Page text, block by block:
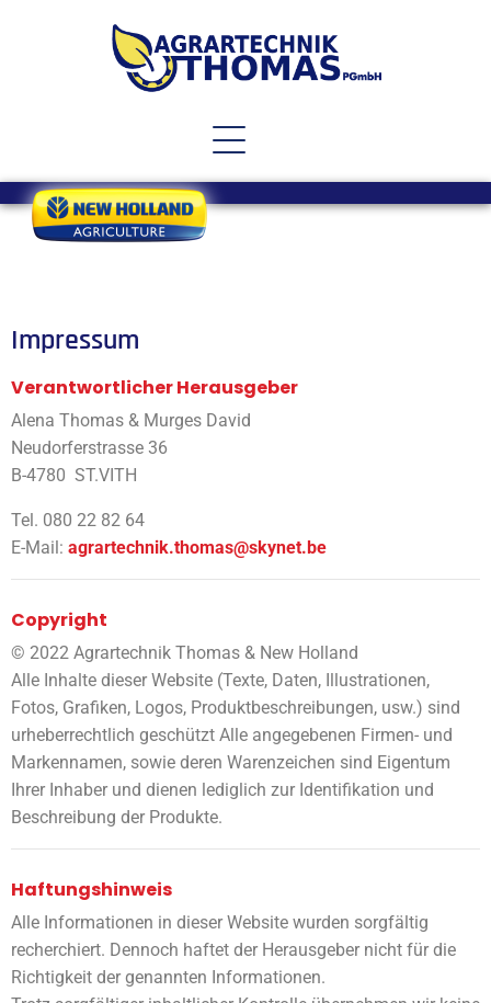
Impressum
Verantwortlicher Herausgeber
Alena Thomas & Murges David
Neudorferstrasse 36
B-4780 ST.VITH
Tel. 080 22 82 64
E-Mail: agrartechnik.thomas@skynet.be
Copyright
© 2022 Agrartechnik Thomas & New Holland
Alle Inhalte dieser Website (Texte, Daten, Illustrationen,
Fotos, Grafiken, Logos, Produktbeschreibungen, usw.) sind
urheberrechtlich geschützt Alle angegebenen Firmen- und
Markennamen, sowie deren Warenzeichen sind Eigentum
Ihrer Inhaber und dienen lediglich zur Identifikation und
Beschreibung der Produkte.
Haftungshinweis
Alle Informationen in dieser Website wurden sorgfältig
recherchiert. Dennoch haftet der Herausgeber nicht für die
Richtigkeit der genannten Informationen.